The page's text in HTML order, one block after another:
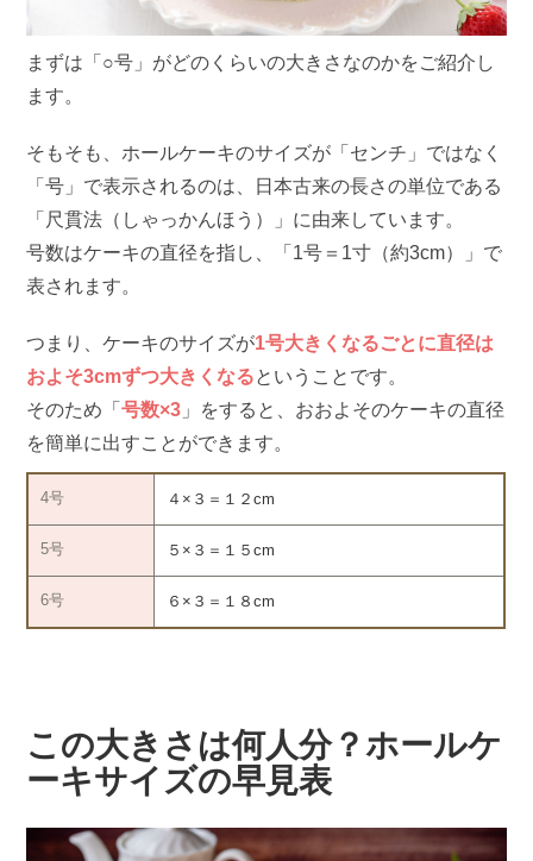
まずは「○号」がどのくらいの大きさなのかをご紹介し
ます。
そもそも、ホールケーキのサイズが「センチ」ではなく
「号」で表示されるのは、日本古来の長さの単位である
「尺貫法（しゃっかんほう）」に由来しています。
号数はケーキの直径を指し、「1号＝1寸（約3cm）」で
表されます。
つまり、ケーキのサイズが1号大きくなるごとに直径は
およそ3cmずつ大きくなるということです。
そのため「号数×3 」をすると、おおよそのケーキの直径
を簡単に出すことができます。
4号 ４×３＝１２cm
5号 ５×３＝１５cm
6号 ６×３＝１８cm
この大きさは何人分？ホールケ
ーキサイズの早見表